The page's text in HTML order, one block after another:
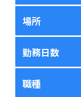
場所
勤務日数
職種